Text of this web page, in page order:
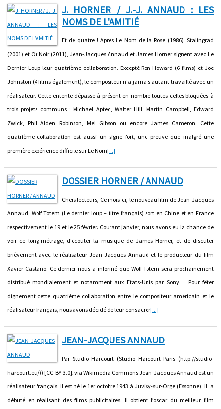
J. HORNER / J.-J. ANNAUD : LES
NOMS DE L'AMITIÉ
Et de quatre ! Après Le Nom de la Rose (1986), Stalingrad
(2001) et Or Noir (2011), Jean-Jacques Annaud et James Horner signent avec Le
Dernier Loup leur quatrième collaboration. Excepté Ron Howard (6 films) et Joe
Johnston (4 films également), le compositeur n'a jamais autant travaillé avec un
réalisateur. Cette entente dépasse à présent en nombre toutes celles bloquées à
trois projets communs : Michael Apted, Walter Hill, Martin Campbell, Edward
Zwick, Phil Alden Robinson, Mel Gibson ou encore James Cameron. Cette
quatrième collaboration est aussi un signe fort, une preuve que malgré une
première expérience difficile sur Le Nom[...]
DOSSIER HORNER / ANNAUD
Chers lecteurs, Ce mois-ci, le nouveau film de Jean-Jacques
Annaud, Wolf Totem (Le dernier loup – titre français) sort en Chine et en France
respectivement le 19 et le 25 février. Courant janvier, nous avons eu la chance de
voir ce long-métrage, d'écouter la musique de James Horner, et de discuter
brièvement avec le réalisateur Jean-Jacques Annaud et le producteur du film
Xavier Castano. Ce dernier nous a informé que Wolf Totem sera prochainement
distribué mondialement et notamment aux Etats-Unis par Sony. Pour fêter
dignement cette quatrième collaboration entre le compositeur américain et le
réalisateur français, nous avons décidé de leur consacrer[...]
JEAN-JACQUES ANNAUD
Par Studio Harcourt (Studio Harcourt Paris (http://studio-
harcourt.eu/)) [CC-BY-3.0], via Wikimedia Commons Jean-Jacques Annaud est un
réalisateur français. Il est né le 1er octobre 1943 à Juvisy-sur-Orge (Essonne). Il a
débuté en réalisant des films publicitaires. Il obtient l’oscar du meilleur film